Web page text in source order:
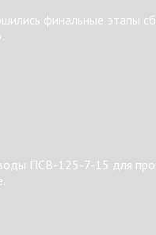
финальные этапы
ПСВ-125-7-15 для